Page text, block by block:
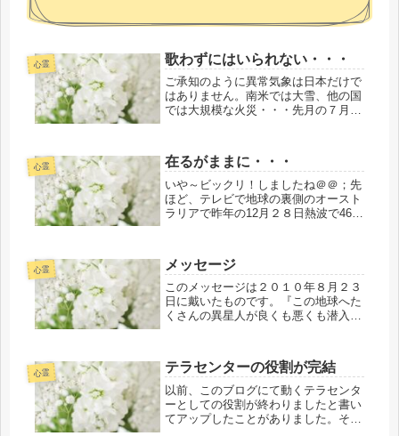
心霊 歌わずにはいられない・・・
ご承知のように異常気象は日本だけで
はありません。南米では大雪、他の国
では大規模な火災・・・先月の７月２
って決して忘れることのできないリア
ルな出来事でしたこの三十年近
く・・・...
心霊 在るがままに・・・
いや～ビックリ！しましたね＠＠；先
ほど、テレビで地球の裏側のオースト
ラリアで昨年の12月２８日熱波で46.5
た。また、同じオーストラリアで一
番...
心霊 メッセージ
このメッセージは２０１０年８月２３
日に戴いたものです。『この地球へた
くさんの異星人が良くも悪くも潜入し
のためにあなた（サラ）の〇〇要請を
しました。あなたはこの地球における
パ...
心霊 テラセンターの役割が完結
以前、このブログにて動くテラセンタ
ーとしての役割が終わりましたと書い
てアップしたことがありました。その